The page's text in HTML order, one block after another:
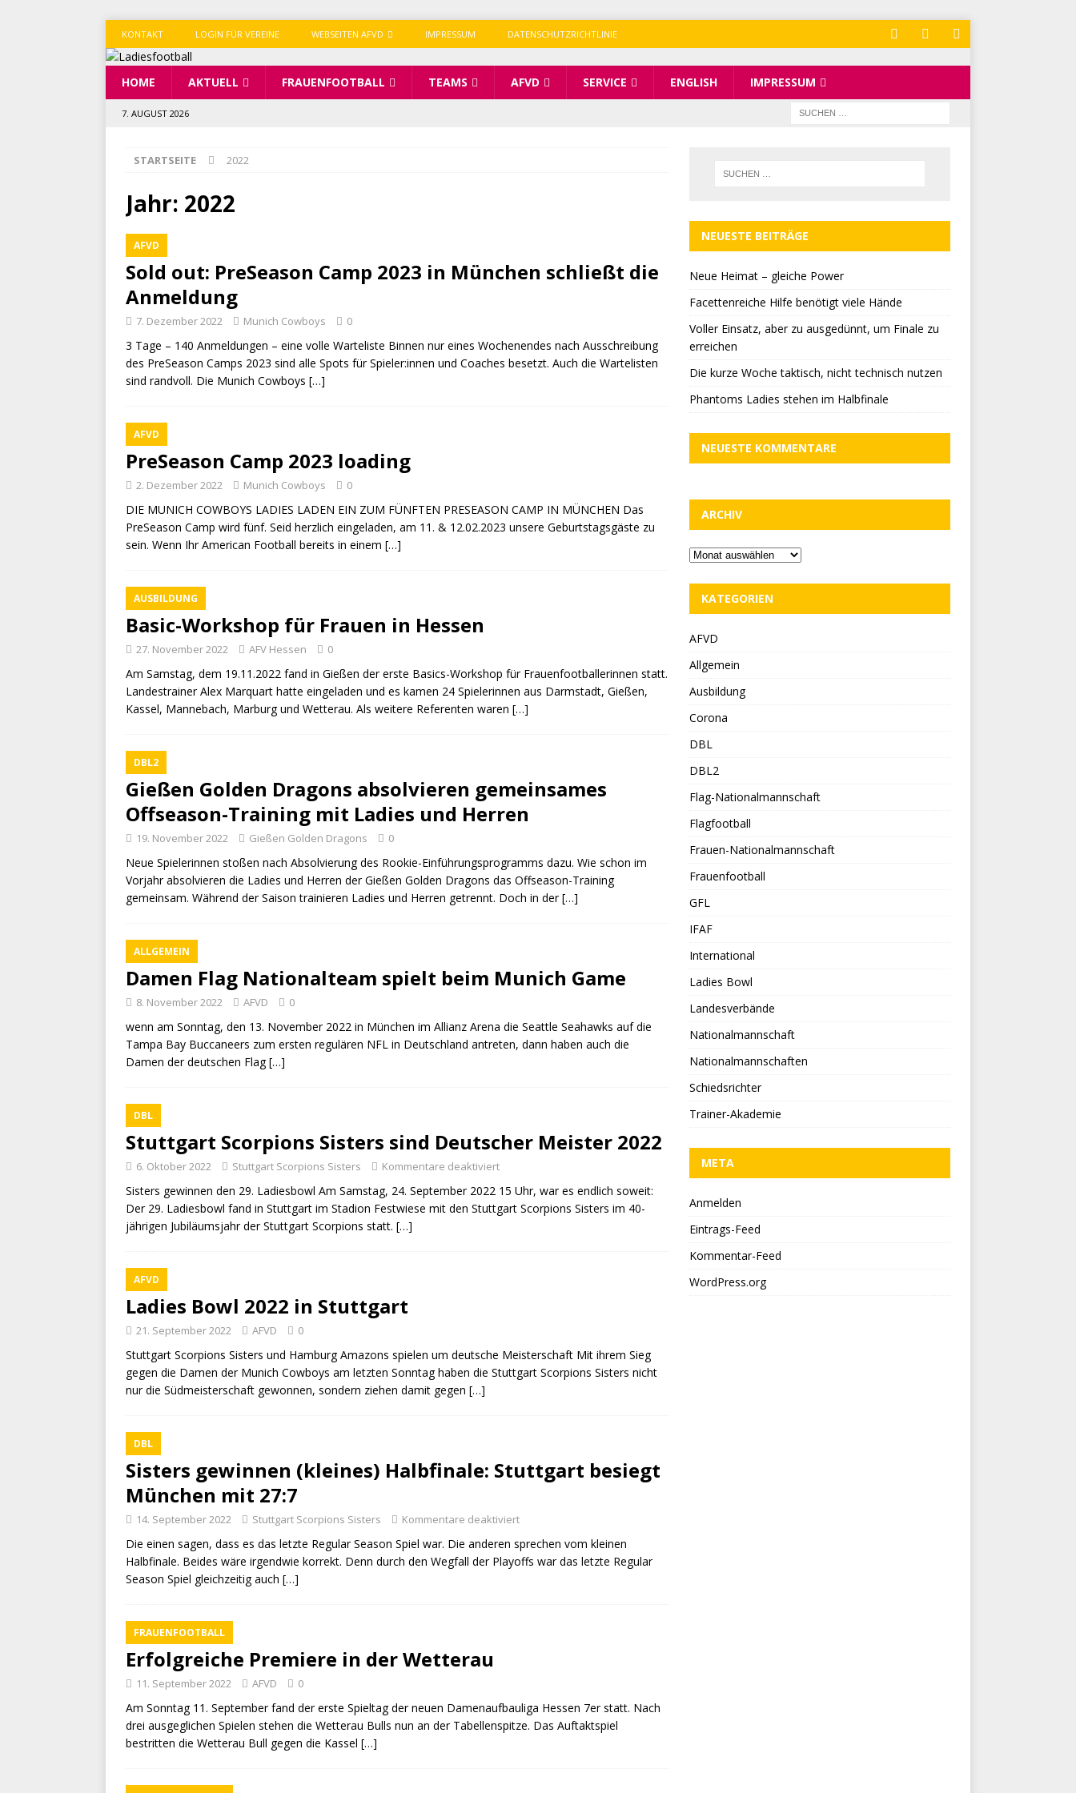
KONTAKT LOGIN FÜR VEREINE WEBSEITEN AFVD IMPRESSUM DATENSCHUTZRICHTLINIE
HOME AKTUELL FRAUENFOOTBALL TEAMS AFVD SERVICE ENGLISH IMPRESSUM
7. AUGUST 2026
STARTSEITE 2022
Jahr: 2022
AFVD
Sold out: PreSeason Camp 2023 in München schließt die
Anmeldung
7. Dezember 2022 Munich Cowboys 0
3 Tage – 140 Anmeldungen – eine volle Warteliste Binnen nur eines Wochenendes nach Ausschreibung
des PreSeason Camps 2023 sind alle Spots für Spieler:innen und Coaches besetzt. Auch die Wartelisten
sind randvoll. Die Munich Cowboys […]
AFVD
PreSeason Camp 2023 loading
2. Dezember 2022 Munich Cowboys 0
DIE MUNICH COWBOYS LADIES LADEN EIN ZUM FÜNFTEN PRESEASON CAMP IN MÜNCHEN Das
PreSeason Camp wird fünf. Seid herzlich eingeladen, am 11. & 12.02.2023 unsere Geburtstagsgäste zu
sein. Wenn Ihr American Football bereits in einem […]
AUSBILDUNG
Basic-Workshop für Frauen in Hessen
27. November 2022 AFV Hessen 0
Am Samstag, dem 19.11.2022 fand in Gießen der erste Basics-Workshop für Frauenfootballerinnen statt.
Landestrainer Alex Marquart hatte eingeladen und es kamen 24 Spielerinnen aus Darmstadt, Gießen,
Kassel, Mannebach, Marburg und Wetterau. Als weitere Referenten waren […]
DBL2
Gießen Golden Dragons absolvieren gemeinsames
Offseason-Training mit Ladies und Herren
19. November 2022 Gießen Golden Dragons 0
Neue Spielerinnen stoßen nach Absolvierung des Rookie-Einführungsprogramms dazu. Wie schon im
Vorjahr absolvieren die Ladies und Herren der Gießen Golden Dragons das Offseason-Training
gemeinsam. Während der Saison trainieren Ladies und Herren getrennt. Doch in der[…]
ALLGEMEIN
Damen Flag Nationalteam spielt beim Munich Game
8. November 2022 AFVD 0
wenn am Sonntag, den 13. November 2022 in München im Allianz Arena die Seattle Seahawks auf die
Tampa Bay Buccaneers zum ersten regulären NFL in Deutschland antreten, dann haben auch die
Damen der deutschen Flag[…]
DBL
Stuttgart Scorpions Sisters sind Deutscher Meister 2022
6. Oktober 2022 Stuttgart Scorpions Sisters Kommentare deaktiviert
Sisters gewinnen den 29. Ladiesbowl Am Samstag, 24. September 2022 15 Uhr, war es endlich soweit:
Der 29. Ladiesbowl fand in Stuttgart im Stadion Festwiese mit den Stuttgart Scorpions Sisters im 40-
jährigen Jubiläumsjahr der Stuttgart Scorpions statt. […]
AFVD
Ladies Bowl 2022 in Stuttgart
21. September 2022 AFVD 0
Stuttgart Scorpions Sisters und Hamburg Amazons spielen um deutsche Meisterschaft Mit ihrem Sieg
gegen die Damen der Munich Cowboys am letzten Sonntag haben die Stuttgart Scorpions Sisters nicht
nur die Südmeisterschaft gewonnen, sondern ziehen damit gegen […]
DBL
Sisters gewinnen (kleines) Halbfinale: Stuttgart besiegt
München mit 27:7
14. September 2022 Stuttgart Scorpions Sisters Kommentare deaktiviert
Die einen sagen, dass es das letzte Regular Season Spiel war. Die anderen sprechen vom kleinen
Halbfinale. Beides wäre irgendwie korrekt. Denn durch den Wegfall der Playoffs war das letzte Regular
Season Spiel gleichzeitig auch […]
FRAUENFOOTBALL
Erfolgreiche Premiere in der Wetterau
11. September 2022 AFVD 0
Am Sonntag 11. September fand der erste Spieltag der neuen Damenaufbauliga Hessen 7er statt. Nach
drei ausgeglichen Spielen stehen die Wetterau Bulls nun an der Tabellenspitze. Das Auftaktspiel
bestritten die Wetterau Bull gegen die Kassel […]
NEUESTE BEITRÄGE
Neue Heimat – gleiche Power
Facettenreiche Hilfe benötigt viele Hände
Voller Einsatz, aber zu ausgedünnt, um Finale zu
erreichen
Die kurze Woche taktisch, nicht technisch nutzen
Phantoms Ladies stehen im Halbfinale
NEUESTE KOMMENTARE
ARCHIV
KATEGORIEN
AFVD
Allgemein
Ausbildung
Corona
DBL
DBL2
Flag-Nationalmannschaft
Flagfootball
Frauen-Nationalmannschaft
Frauenfootball
GFL
IFAF
International
Ladies Bowl
Landesverbände
Nationalmannschaft
Nationalmannschaften
Schiedsrichter
Trainer-Akademie
META
Anmelden
Eintrags-Feed
Kommentar-Feed
WordPress.org